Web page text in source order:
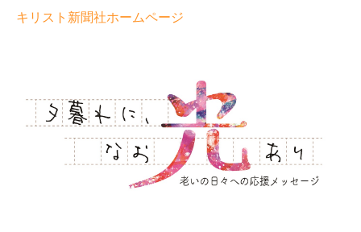
キリスト新聞社ホームページ